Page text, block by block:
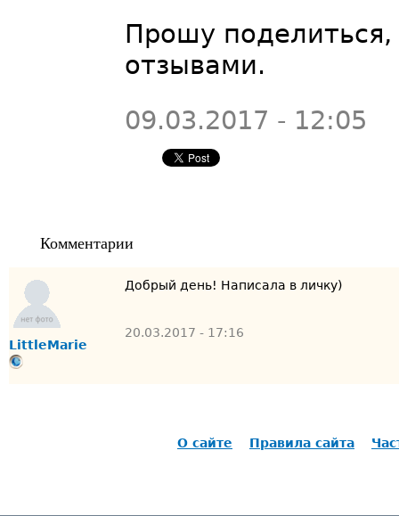
Прошу
отзывами.
09.03.2017 - 12:05
Комментарии
LittleMarie
Добрый день! Написала в личку)
20.03.2017 - 17:16
О сайте Правила сайта